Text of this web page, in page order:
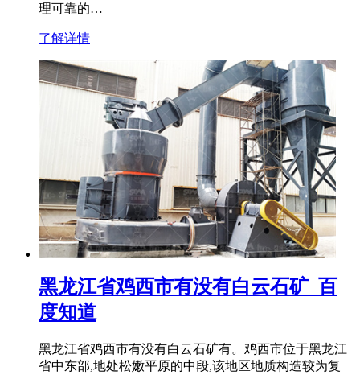
理可靠的…
了解详情
黑龙江省鸡西市有没有白云石矿_百
度知道
黑龙江省鸡西市有没有白云石矿有。鸡西市位于黑龙江
省中东部,地处松嫩平原的中段,该地区地质构造较为复